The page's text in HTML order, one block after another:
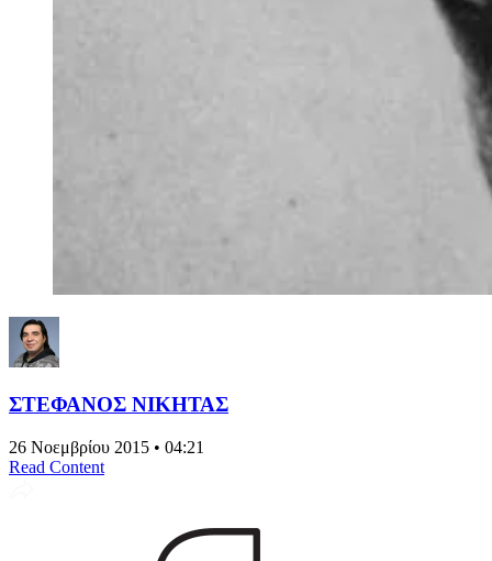
ΣΤΕΦΑΝΟΣ ΝΙΚΗΤΑΣ
26 Νοεμβρίου 2015 • 04:21
Read Content